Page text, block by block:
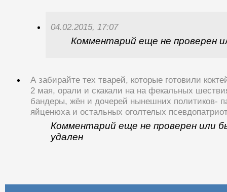
04.02.2015, 17:07
Комментарий еще не проверен
А забирайте тех тварей, которые готовили
2 мая, орали и скакали на на фекальных
бандеры, жён и дочерей нынешних политиков-
яйценюха и остальных оголтелых
Комментарий еще не проверен или
удален